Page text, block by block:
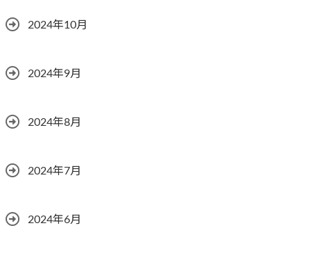
2024年10月
2024年9月
2024年8月
2024年7月
2024年6月